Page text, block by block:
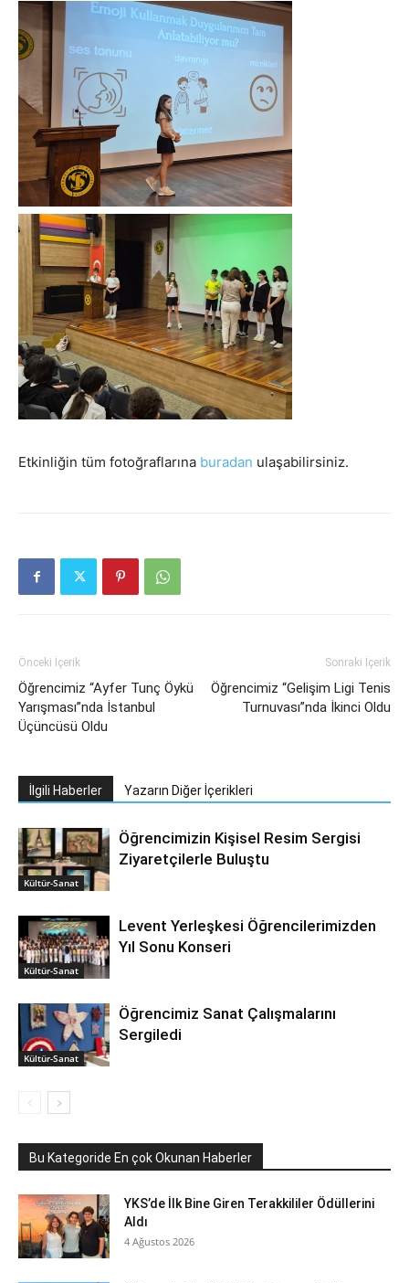
Etkinliğin tüm fotoğraflarına buradan ulaşabilirsiniz.
Önceki İçerik
Öğrencimiz “Ayfer Tunç Öykü
Yarışması”nda İstanbul
Üçüncüsü Oldu
Sonraki İçerik
Öğrencimiz “Gelişim Ligi Tenis
Turnuvası”nda İkinci Oldu
İlgili Haberler Yazarın Diğer İçerikleri
Kültür-Sanat
Öğrencimizin Kişisel Resim Sergisi
Ziyaretçilerle Buluştu
Kültür-Sanat
Levent Yerleşkesi Öğrencilerimizden
Yıl Sonu Konseri
Kültür-Sanat
Öğrencimiz Sanat Çalışmalarını
Sergiledi
Bu Kategoride En çok Okunan Haberler
YKS’de İlk Bine Giren Terakkililer Ödüllerini
Aldı
4 Ağustos 2026